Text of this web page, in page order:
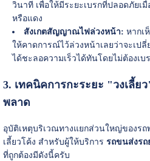
วินาที เพื่อให้มีระยะเบรกที่ปลอดภัย
หรือแดง
สังเกตสัญญาณไฟล่วงหน้า: หากเ
ให้คาดการณ์ไว้ล่วงหน้าเลยว่าจะเป
ได้ชะลอความเร็วได้ทันโดยไม่ต้องเ
3. เทคนิคการกะระยะ "วงเลี้
พลาด
อุบัติเหตุบริเวณทางแยกส่วนใหญ่ของร
เลี้ยวโค้ง สำหรับผู้ให้บริการ รถขนส่งรถ
ที่ถูกต้องมีดังนี้ครับ